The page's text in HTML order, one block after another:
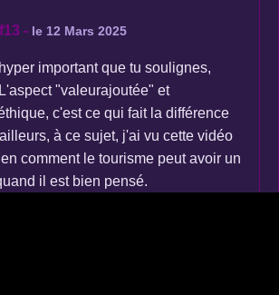
- le 12 Mars 2025
important que tu soulignes,
"valeurajoutée" et
c'est ce qui fait la différence
à ce sujet, j'ai vu cette vidéo
comment le tourisme peut avoir un
il est bien pensé.